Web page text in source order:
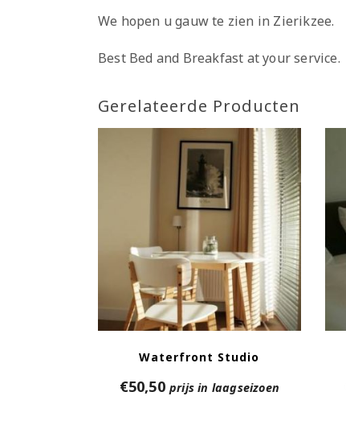
We hopen u gauw te zien in Zierikzee.
Best Bed and Breakfast at your service.
Gerelateerde Producten
Waterfront Studio
€50,50 prijs in laagseizoen